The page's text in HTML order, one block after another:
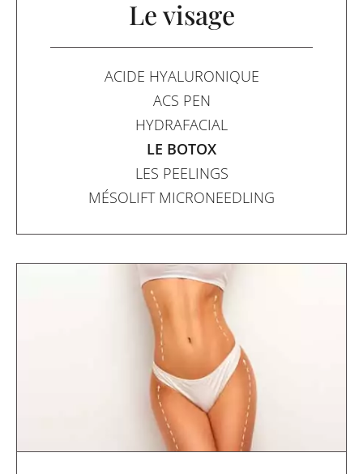
Le visage
ACIDE HYALURONIQUE
ACS PEN
HYDRAFACIAL
LE BOTOX
LES PEELINGS
MÉSOLIFT MICRONEEDLING